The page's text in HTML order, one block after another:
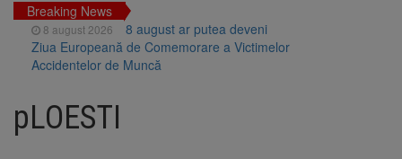
Breaking News
8 august 2026
8 august ar putea deveni
Ziua Europeană de Comemorare a Victimelor
Accidentelor de Muncă
fostului complex Duplex 91, de lângă Piața
Star
pLOESTI